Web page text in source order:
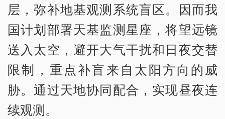
层，弥补地基观测系统盲区。因而我
国计划部署天基监测星座，将望远镜
送入太空，避开大气干扰和日夜交替
限制，重点补盲来自太阳方向的威
胁。通过天地协同配合，实现昼夜连
续观测。